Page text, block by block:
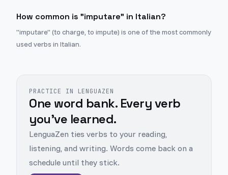
How common is "imputare" in Italian?
"imputare" (to charge, to impute) is one of the most commonly
used verbs in Italian.
PRACTICE IN LENGUAZEN
One word bank. Every verb
you've learned.
LenguaZen ties verbs to your reading,
listening, and writing. Words come back on a
schedule until they stick.